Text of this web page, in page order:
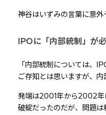
神谷はいずみの言葉に意外
IPOに「内部統制」が
「内部統制については、
ご存知とは思いますが、
発端は2001年から2002年
破綻だったのだが、問題は